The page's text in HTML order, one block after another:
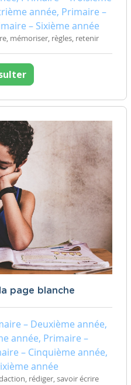
année, Primaire –
– Sixième année
mémoriser, règles, retenir
page blanche
– Deuxième année,
année, Primaire –
– Cinquième année,
année
rédiger, savoir écrire